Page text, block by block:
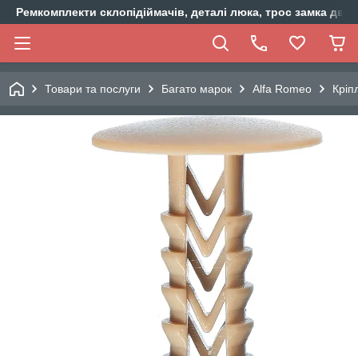
Ремкомплекти склопідіймачів, деталі люка, трос замка
Товари та послуги Багато марок Alfa Romeo